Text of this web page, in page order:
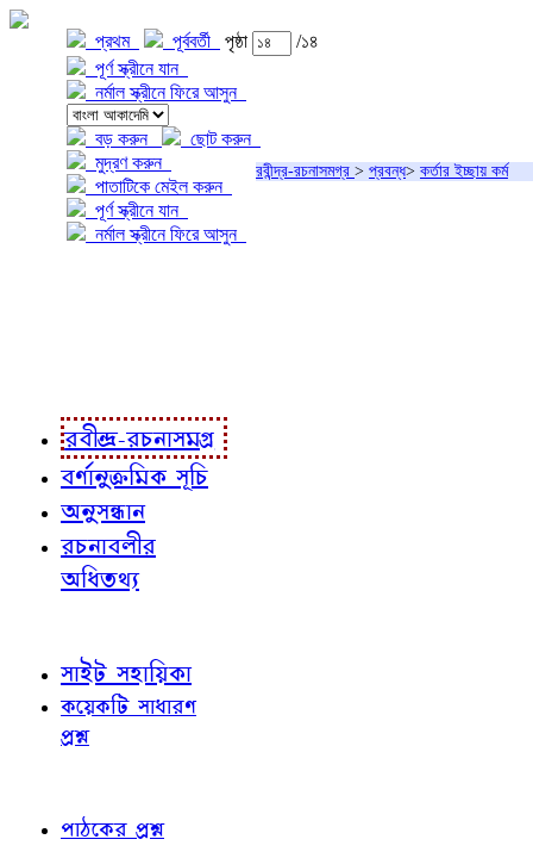
প্রথম পূর্ববর্তী পৃষ্ঠা
/১৪
পূর্ণ স্ক্রীনে যান
নর্মাল স্ক্রীনে ফিরে আসুন
বড় করুন
ছোট করুন
মুদ্রণ করুন
পাতাটিকে মেইল করুন
পূর্ণ স্ক্রীনে যান
নর্মাল স্ক্রীনে ফিরে আসুন
রবীন্দ্র-রচনাসমগ্র > প্রবন্ধ> কর্তার ইচ্ছায় কর্ম
রবীন্দ্র-রচনাসমগ্র
বর্ণানুক্রমিক সূচি
অনুসন্ধান
রচনাবলীর
অধিতথ্য
সাইট সহায়িকা
কয়েকটি সাধারণ
প্রশ্ন
পাঠকের প্রশ্ন